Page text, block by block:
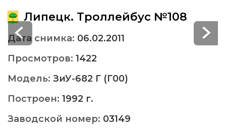
Липецк. Троллейбус №108
Дата снимка: 06.02.2011
Просмотров: 1422
Модель: ЗиУ-682 Г (Г00)
Построен: 1992 г.
Заводской номер: 03149